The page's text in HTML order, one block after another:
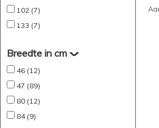
102 (7)
133 (7)
Breedte in cm
46 (12)
47 (89)
80 (12)
84 (9)